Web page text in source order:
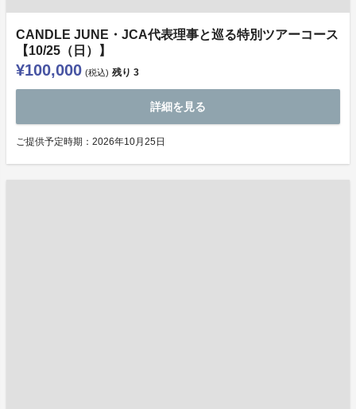
CANDLE JUNE・JCA代表理事と巡る特別ツアーコース
【10/25（日）】
¥100,000 (税込) 残り 3
詳細を見る
ご提供予定時期：2026年10月25日